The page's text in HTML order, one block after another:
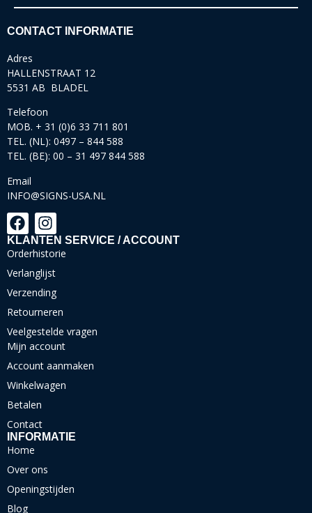
CONTACT INFORMATIE
Adres
HALLENSTRAAT 12
5531 AB BLADEL
Telefoon
MOB. + 31 (0)6 33 711 801
TEL. (NL): 0497 – 844 588
TEL. (BE): 00 – 31 497 844 588
Email
INFO@SIGNS-USA.NL
KLANTEN SERVICE / ACCOUNT
Orderhistorie
Verlanglijst
Verzending
Retourneren
Veelgestelde vragen
Mijn account
Account aanmaken
Winkelwagen
Betalen
Contact
INFORMATIE
Home
Over ons
Openingstijden
Blog